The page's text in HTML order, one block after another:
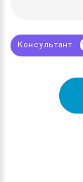
Консультант